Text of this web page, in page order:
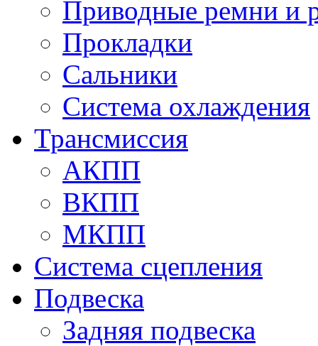
Приводные ремни и
Прокладки
Сальники
Система охлаждения
Трансмиссия
АКПП
ВКПП
МКПП
Система сцепления
Подвеска
Задняя подвеска